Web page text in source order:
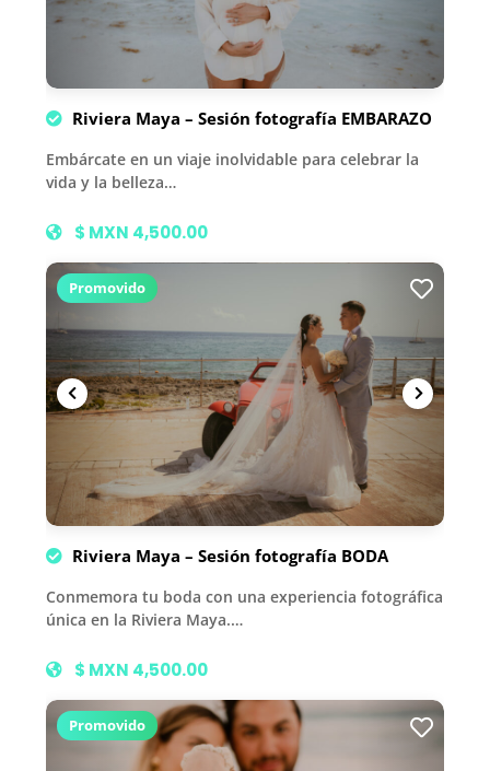
Riviera Maya – Sesión fotografía EMBARAZO
Embárcate en un viaje inolvidable para celebrar la
vida y la belleza…
$ MXN 4,500.00
Promovido
Riviera Maya – Sesión fotografía BODA
Conmemora tu boda con una experiencia fotográfica
única en la Riviera Maya.…
$ MXN 4,500.00
Promovido